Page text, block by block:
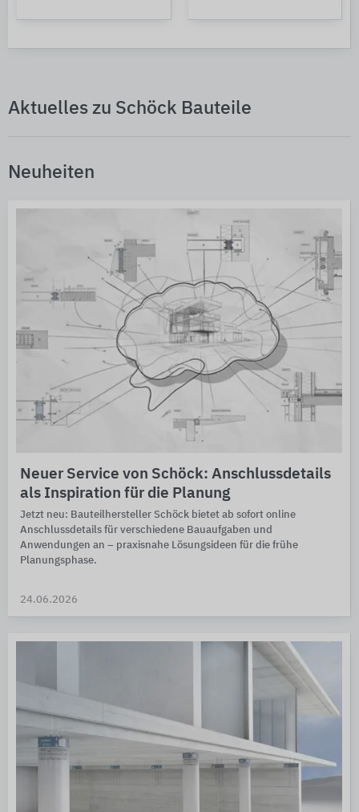
Aktuelles zu Schöck Bauteile
Neuheiten
Neuer Service von Schöck: Anschlussdetails
als Inspiration für die Planung
Jetzt neu: Bauteilhersteller Schöck bietet ab sofort online
Anschlussdetails für verschiedene Bauaufgaben und
Anwendungen an – praxisnahe Lösungsideen für die frühe
Planungsphase.
24.06.2026